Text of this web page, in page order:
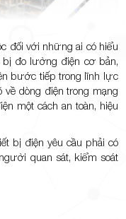
đối với những ai có hiểu
đo lường điện cơ bản,
bước tiếp trong lĩnh lực
dòng điện trong mạng
một cách an toàn, hiệu
bị điện yêu cầu phải có
quan sát, kiểm soát